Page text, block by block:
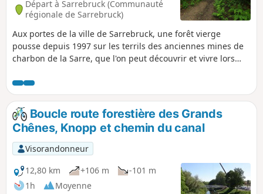
Départ à Sarrebruck (Communauté
régionale de Sarrebruck)
Aux portes de la ville de Sarrebruck, une forêt vierge
pousse depuis 1997 sur les terrils des anciennes mines de
charbon de la Sarre, que l'on peut découvrir et vivre lors
protection naturelle et il a été renoncé à une exploitation
forestière future.
Boucle route forestière des Grands
Chênes, Knopp et chemin du canal
Visorandonneur
12,80 km
+106 m
-101 m
1h
Moyenne